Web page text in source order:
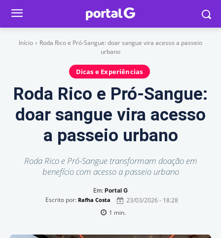
Início
Roda Rico e Pró-Sangue: doar sangue vira acesso a passeio
urbano
Dicas e Experiências
Roda Rico e Pró-Sangue:
doar sangue vira acesso
a passeio urbano
Roda Rico e Pró-Sangue transformam doação em
benefício com acesso a passeio urbano
Em: Portal G
Escrito por: Rafha Costa
23/03/2026 - 18:28
1 min.